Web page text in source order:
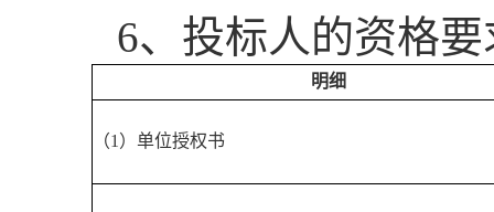
6、投标人的资格要
明细
（1）单位授权书